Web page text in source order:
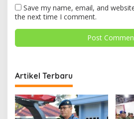
Save my name, email, and
the next time I comment.
Artikel Terbaru